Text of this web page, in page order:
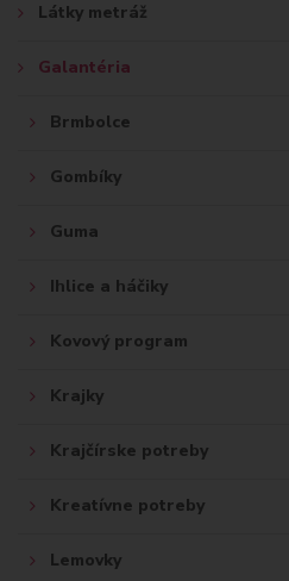
Látky metráž
Galantéria
Brmbolce
Gombíky
Guma
Ihlice a háčiky
Kovový program
Krajky
Krajčírske potreby
Kreatívne potreby
Lemovky